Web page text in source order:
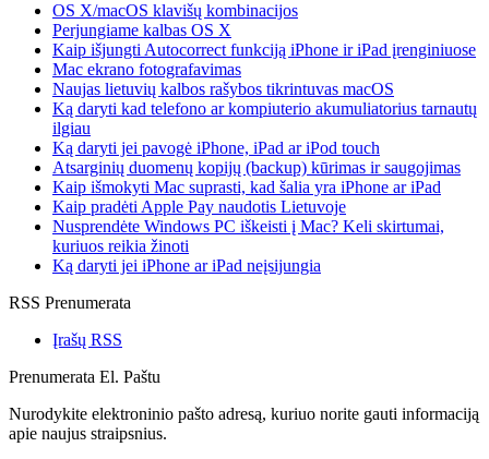
OS X/macOS klavišų kombinacijos
Perjungiame kalbas OS X
Kaip išjungti Autocorrect funkciją iPhone ir iPad įrenginiuose
Mac ekrano fotografavimas
Naujas lietuvių kalbos rašybos tikrintuvas macOS
Ką daryti kad telefono ar kompiuterio akumuliatorius tarnautų
ilgiau
Ką daryti jei pavogė iPhone, iPad ar iPod touch
Atsarginių duomenų kopijų (backup) kūrimas ir saugojimas
Kaip išmokyti Mac suprasti, kad šalia yra iPhone ar iPad
Kaip pradėti Apple Pay naudotis Lietuvoje
Nusprendėte Windows PC iškeisti į Mac? Keli skirtumai,
kuriuos reikia žinoti
Ką daryti jei iPhone ar iPad neįsijungia
RSS Prenumerata
Įrašų RSS
Prenumerata El. Paštu
Nurodykite elektroninio pašto adresą, kuriuo norite gauti informaciją
apie naujus straipsnius.